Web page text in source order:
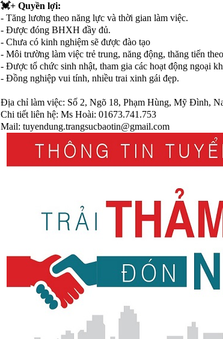
💓+ Quyền lợi:
- Tăng lương theo năng lực và thời gian làm việc.
- Được đóng BHXH đầy đủ.
- Chưa có kinh nghiệm sẽ được đào tạo
- Môi trường làm việc trẻ trung, năng động, thăng tiến
- Được tổ chức sinh nhật, tham gia các hoạt động ngoại
- Đồng nghiệp vui tính, nhiều trai xinh gái đẹp.
Địa chỉ làm việc: Số 2, Ngõ 18, Phạm Hùng, Mỹ Đình,
Chi tiết liên hệ: Ms Hoài: 01673.741.753
Mail: tuyendung.trangsucbaotin@gmail.com